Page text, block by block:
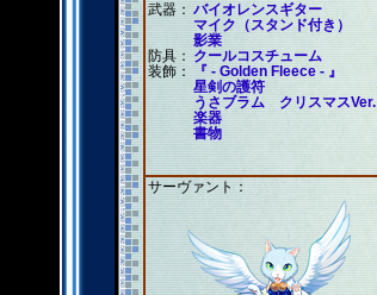
武器： バイオレンスギター
マイク（スタンド付き）
影業
防具： クールコスチューム
装飾：『 - Golden Fleece - 』
星剣の護符
うさブラム クリスマスVer.
楽器
書物
サーヴァント：